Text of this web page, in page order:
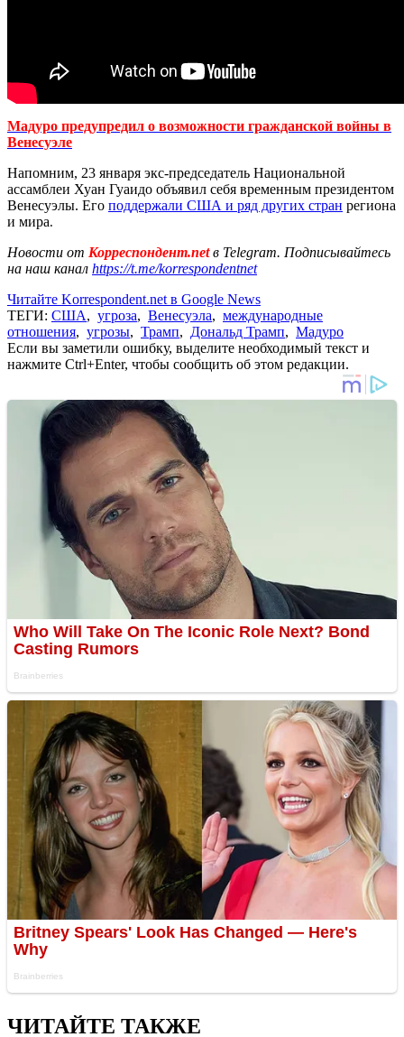
Мадуро предупредил о возможности гражданской войны в
Венесуэле
Напомним, 23 января экс-председатель Национальной
ассамблеи Хуан Гуаидо объявил себя временным президентом
Венесуэлы. Его поддержали США и ряд других стран региона
и мира.
Новости от Корреспондент.netв Telegram. Подписывайтесь
на наш канал https://t.me/korrespondentnet
Читайте Korrespondent.net в Google News
ТЕГИ: США, угроза, Венесуэла, международные
отношения, угрозы, Трамп, Дональд Трамп, Мадуро
Если вы заметили ошибку, выделите необходимый текст и
нажмите Ctrl+Enter, чтобы сообщить об этом редакции.
ЧИТАЙТЕ ТАКЖЕ